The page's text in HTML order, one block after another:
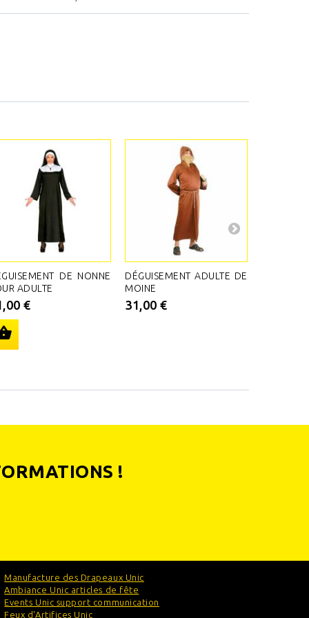
DE NONNE
ADULTE
€
DÉGUISEMENT ADULTE DE
MOINE
31,00 €
!
Manufacture des Drapeaux Unic
Ambiance Unic articles de fête
Events Unic support communication
Feux d'Artifices Unic